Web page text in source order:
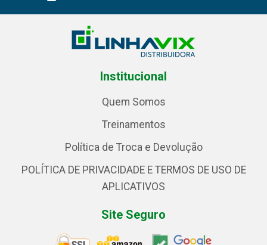
Institucional
Quem Somos
Treinamentos
Política de Troca e Devolução
POLÍTICA DE PRIVACIDADE E TERMOS DE USO DE
APLICATIVOS
Site Seguro